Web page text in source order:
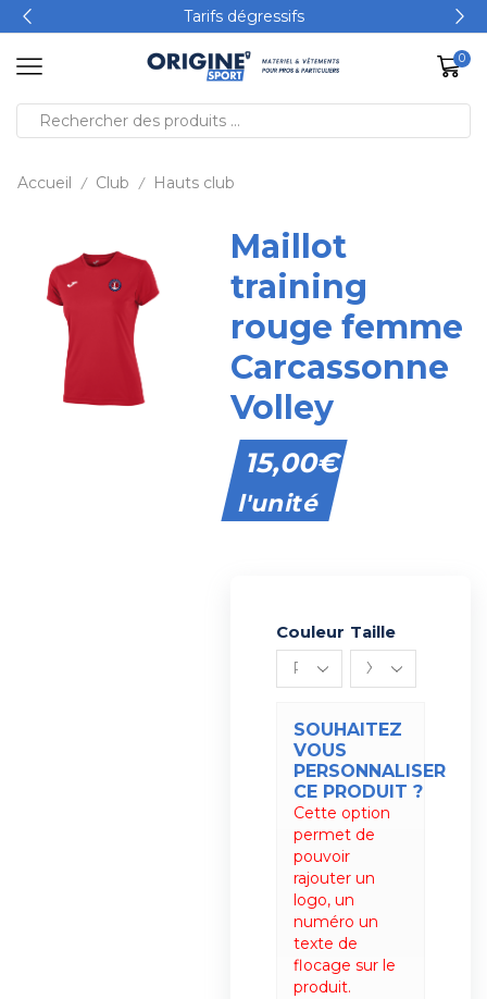
Tarifs dégressifs
0
Accueil / Club / Hauts club
Maillot
training
rouge femme
Carcassonne
Volley
15,00€
l'unité
Couleur Taille
SOUHAITEZ
VOUS
PERSONNALISER
CE PRODUIT ?
Cette option
permet de
pouvoir
rajouter un
logo, un
numéro un
texte de
flocage sur le
produit.
Alternative: